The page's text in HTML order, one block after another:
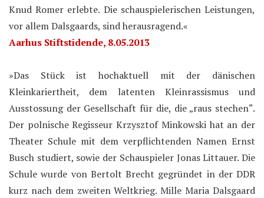
Knud Romer erlebte. Die schauspielerischen Leistungen,
vor allem Dalsgaards, sind herausragend.«
Aarhus Stiftstidende, 8.05.2013
»Das Stück ist hochaktuell mit der dänischen
Kleinkariertheit, dem latenten Kleinrassismus und
Ausstossung der Gesellschaft für die, die „raus stechen“.
Der polnische Regisseur Krzysztof Minkowski hat an der
Theater Schule mit dem verpflichtenden Namen Ernst
Busch studiert, sowie der Schauspieler Jonas Littauer. Die
Schule wurde von Bertolt Brecht gegründet in der DDR
kurz nach dem zweiten Weltkrieg. Mille Maria Dalsgaard